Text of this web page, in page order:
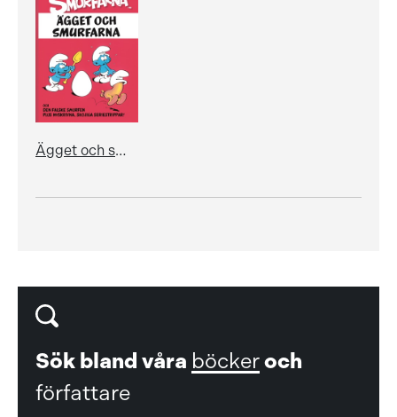
Ägget och smurfarna
Sök bland våra böckeroch
författare